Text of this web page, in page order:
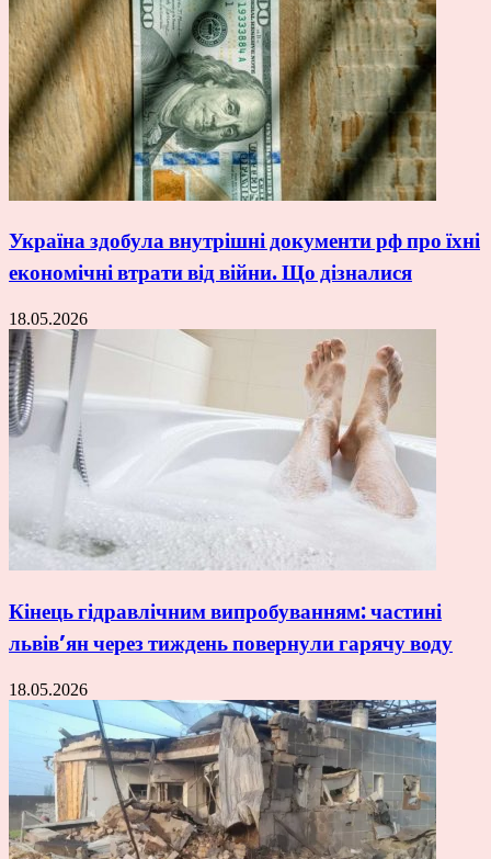
Україна здобула внутрішні документи рф про їхні
економічні втрати від війни. Що дізналися
18.05.2026
Кінець гідравлічним випробуванням: частині
львів’ян через тиждень повернули гарячу воду
18.05.2026